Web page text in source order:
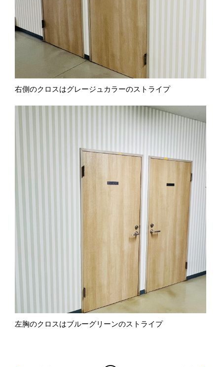
右側のクロスはグレージュカラーのストライプ
左胸のクロスはブルーグリーンのストライプ